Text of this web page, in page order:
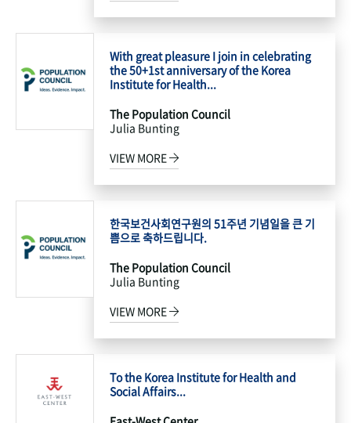
With great pleasure I join in celebrating
the 50+1st anniversary of the Korea
Institute for Health...
The Population Council
Julia Bunting
VIEW MORE
한국보건사회연구원의 51주년 기념일을 큰 기
쁨으로 축하드립니다.
The Population Council
Julia Bunting
VIEW MORE
To the Korea Institute for Health and
Social Affairs...